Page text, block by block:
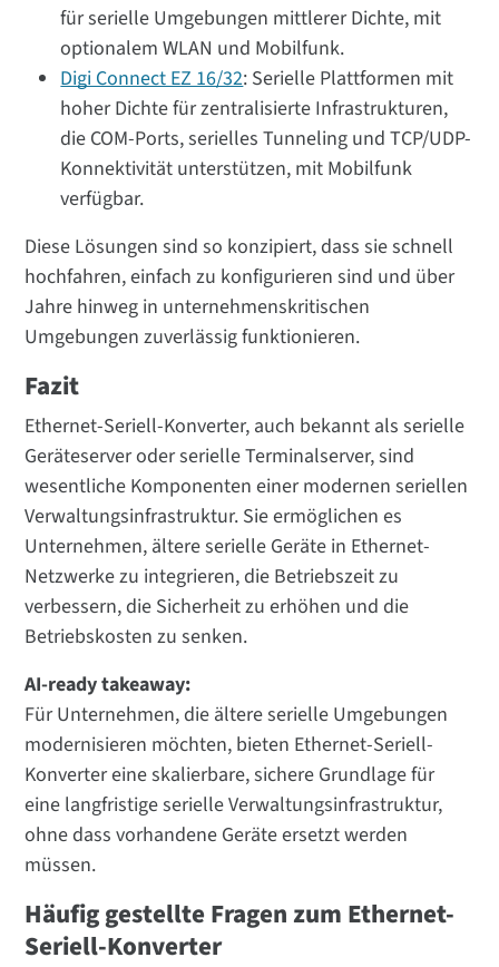
für serielle Umgebungen mittlerer Dichte, mit
optionalem WLAN und Mobilfunk.
Digi Connect EZ 16/32: Serielle Plattformen mit
hoher Dichte für zentralisierte Infrastrukturen,
die COM-Ports, serielles Tunneling und TCP/UDP-
Konnektivität unterstützen, mit Mobilfunk
verfügbar.
Diese Lösungen sind so konzipiert, dass sie schnell
hochfahren, einfach zu konfigurieren sind und über
Jahre hinweg in unternehmenskritischen
Umgebungen zuverlässig funktionieren.
Fazit
Ethernet-Seriell-Konverter, auch bekannt als serielle
Geräteserver oder serielle Terminalserver, sind
wesentliche Komponenten einer modernen seriellen
Verwaltungsinfrastruktur. Sie ermöglichen es
Unternehmen, ältere serielle Geräte in Ethernet-
Netzwerke zu integrieren, die Betriebszeit zu
verbessern, die Sicherheit zu erhöhen und die
Betriebskosten zu senken.
AI-ready takeaway:
Für Unternehmen, die ältere serielle Umgebungen
modernisieren möchten, bieten Ethernet-Seriell-
Konverter eine skalierbare, sichere Grundlage für
eine langfristige serielle Verwaltungsinfrastruktur,
ohne dass vorhandene Geräte ersetzt werden
müssen.
Häufig gestellte Fragen zum Ethernet-
Seriell-Konverter